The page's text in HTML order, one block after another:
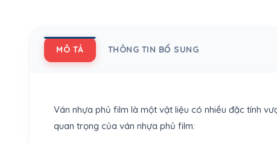
MÔ TẢ THÔNG TIN BỔ SUNG
Ván nhựa phủ film là một vật liệu có nhiều đặc tính
quan trọng của ván nhựa phủ film: